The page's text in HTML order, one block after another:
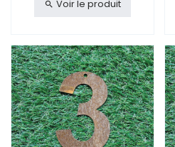
Voir le produit